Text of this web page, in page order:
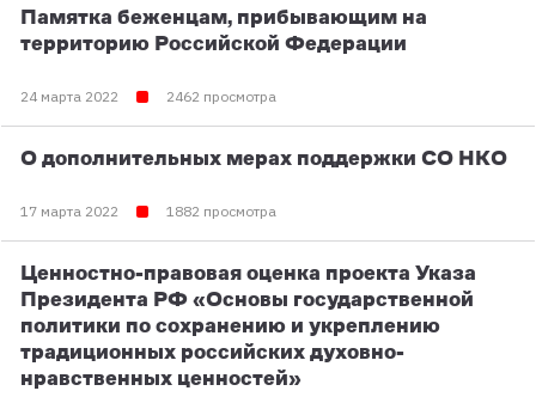
Памятка беженцам, прибывающим на
территорию Российской Федерации
24 марта 2022 2462 просмотра
О дополнительных мерах поддержки СО НКО
17 марта 2022 1882 просмотра
Ценностно-правовая оценка проекта Указа
Президента РФ «Основы государственной
политики по сохранению и укреплению
традиционных российских духовно-
нравственных ценностей»